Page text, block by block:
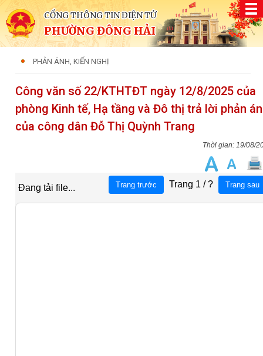
CỔNG THÔNG TIN ĐIỆN TỬ
PHƯỜNG ĐÔNG HẢI
PHẢN ÁNH, KIẾN NGHỊ
Công văn số 22/KTHTĐT ngày 12/8/2025 của
phòng Kinh tế, Hạ tầng và Đô thị trả lời phản
của công dân Đỗ Thị Quỳnh Trang
19/08/